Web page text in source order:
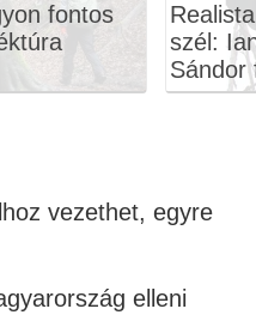
fontos
szél:
Sándor
vezethet, egyre
elleni